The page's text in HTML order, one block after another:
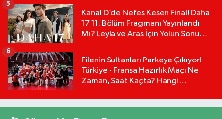
Kanal D’de Nefes Kesen Final! Daha
17 11. Bölüm Fragmanı Yayınlandı
Mı? Leyla ve Aras İçin Yolun Sonu
5
Filenin Sultanları Parkeye Çıkıyor!
Türkiye - Fransa Hazırlık Maçı Ne
Zaman, Saat Kaçta? Hangi
6